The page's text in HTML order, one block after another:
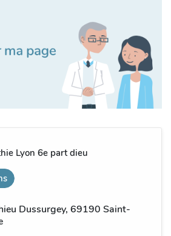
Lyon 6e part dieu
Dussurgey, 69190 Saint-